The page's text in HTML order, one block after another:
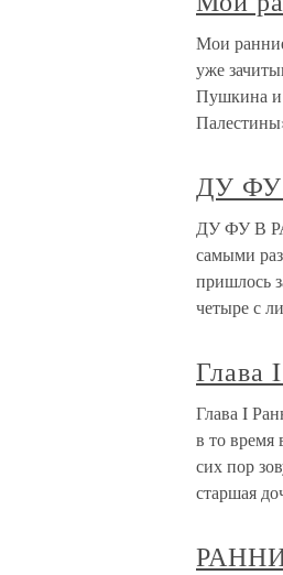
Мои
уже
Пушкина и
ДУ
ДУ ФУ В
самыми
пришлось
четыре с
Глава
Глава I
в то время
сих пор
старшая